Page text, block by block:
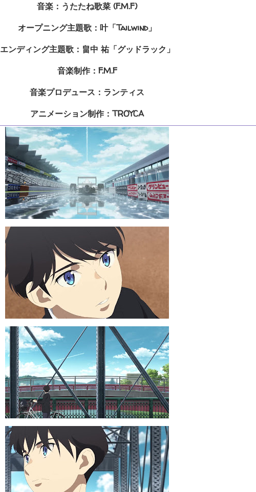
音楽：うたたね歌菜 (F.M.F)
オープニング主題歌：叶「Tailwind」
エンディング主題歌：畠中 祐「グッドラック」
音楽制作：F.M.F
音楽プロデュース：ランティス
アニメーション制作：TROYCA